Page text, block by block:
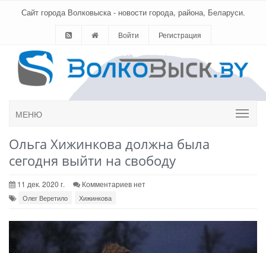
Сайт города Волковыска - новости города, района, Беларуси.
Войти Регистрация
МЕНЮ
Ольга Хижинкова должна была
сегодня выйти на свободу
11 дек. 2020 г. Комментариев нет
Олег Веретило Хижинкова